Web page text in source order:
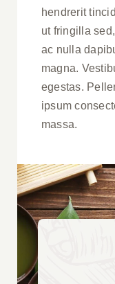
hendrerit
ut fringilla
ac nulla
magna.
egestas.
ipsum
massa.